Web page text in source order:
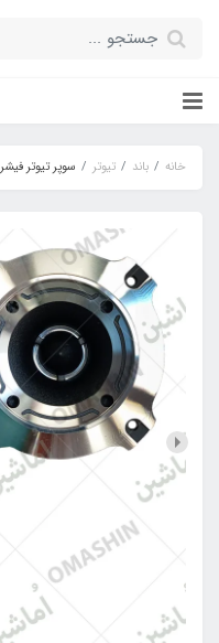
خانه باند تیوتر سوپر تیوتر فیشر T-11